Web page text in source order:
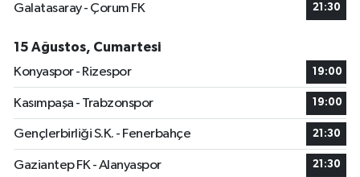
Galatasaray - Çorum FK
21:30
15 Ağustos, Cumartesi
Konyaspor - Rizespor
19:00
Kasımpaşa - Trabzonspor 19:00
Gençlerbirliği S.K. - Fenerbahçe 21:30
Gaziantep FK - Alanyaspor 21:30